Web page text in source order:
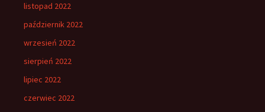
listopad 2022
październik 2022
wrzesień 2022
sierpień 2022
lipiec 2022
czerwiec 2022